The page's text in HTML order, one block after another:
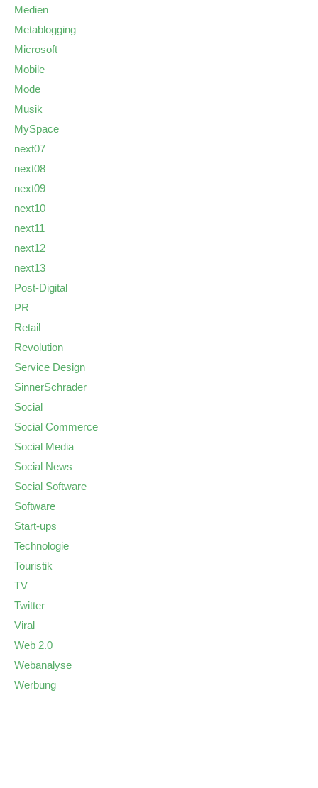
Medien
Metablogging
Microsoft
Mobile
Mode
Musik
MySpace
next07
next08
next09
next10
next11
next12
next13
Post-Digital
PR
Retail
Revolution
Service Design
SinnerSchrader
Social
Social Commerce
Social Media
Social News
Social Software
Software
Start-ups
Technologie
Touristik
TV
Twitter
Viral
Web 2.0
Webanalyse
Werbung